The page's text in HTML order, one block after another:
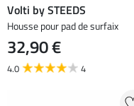
Volti by STEEDS
Housse pour pad de surfaix
32,90 €
4.0 4